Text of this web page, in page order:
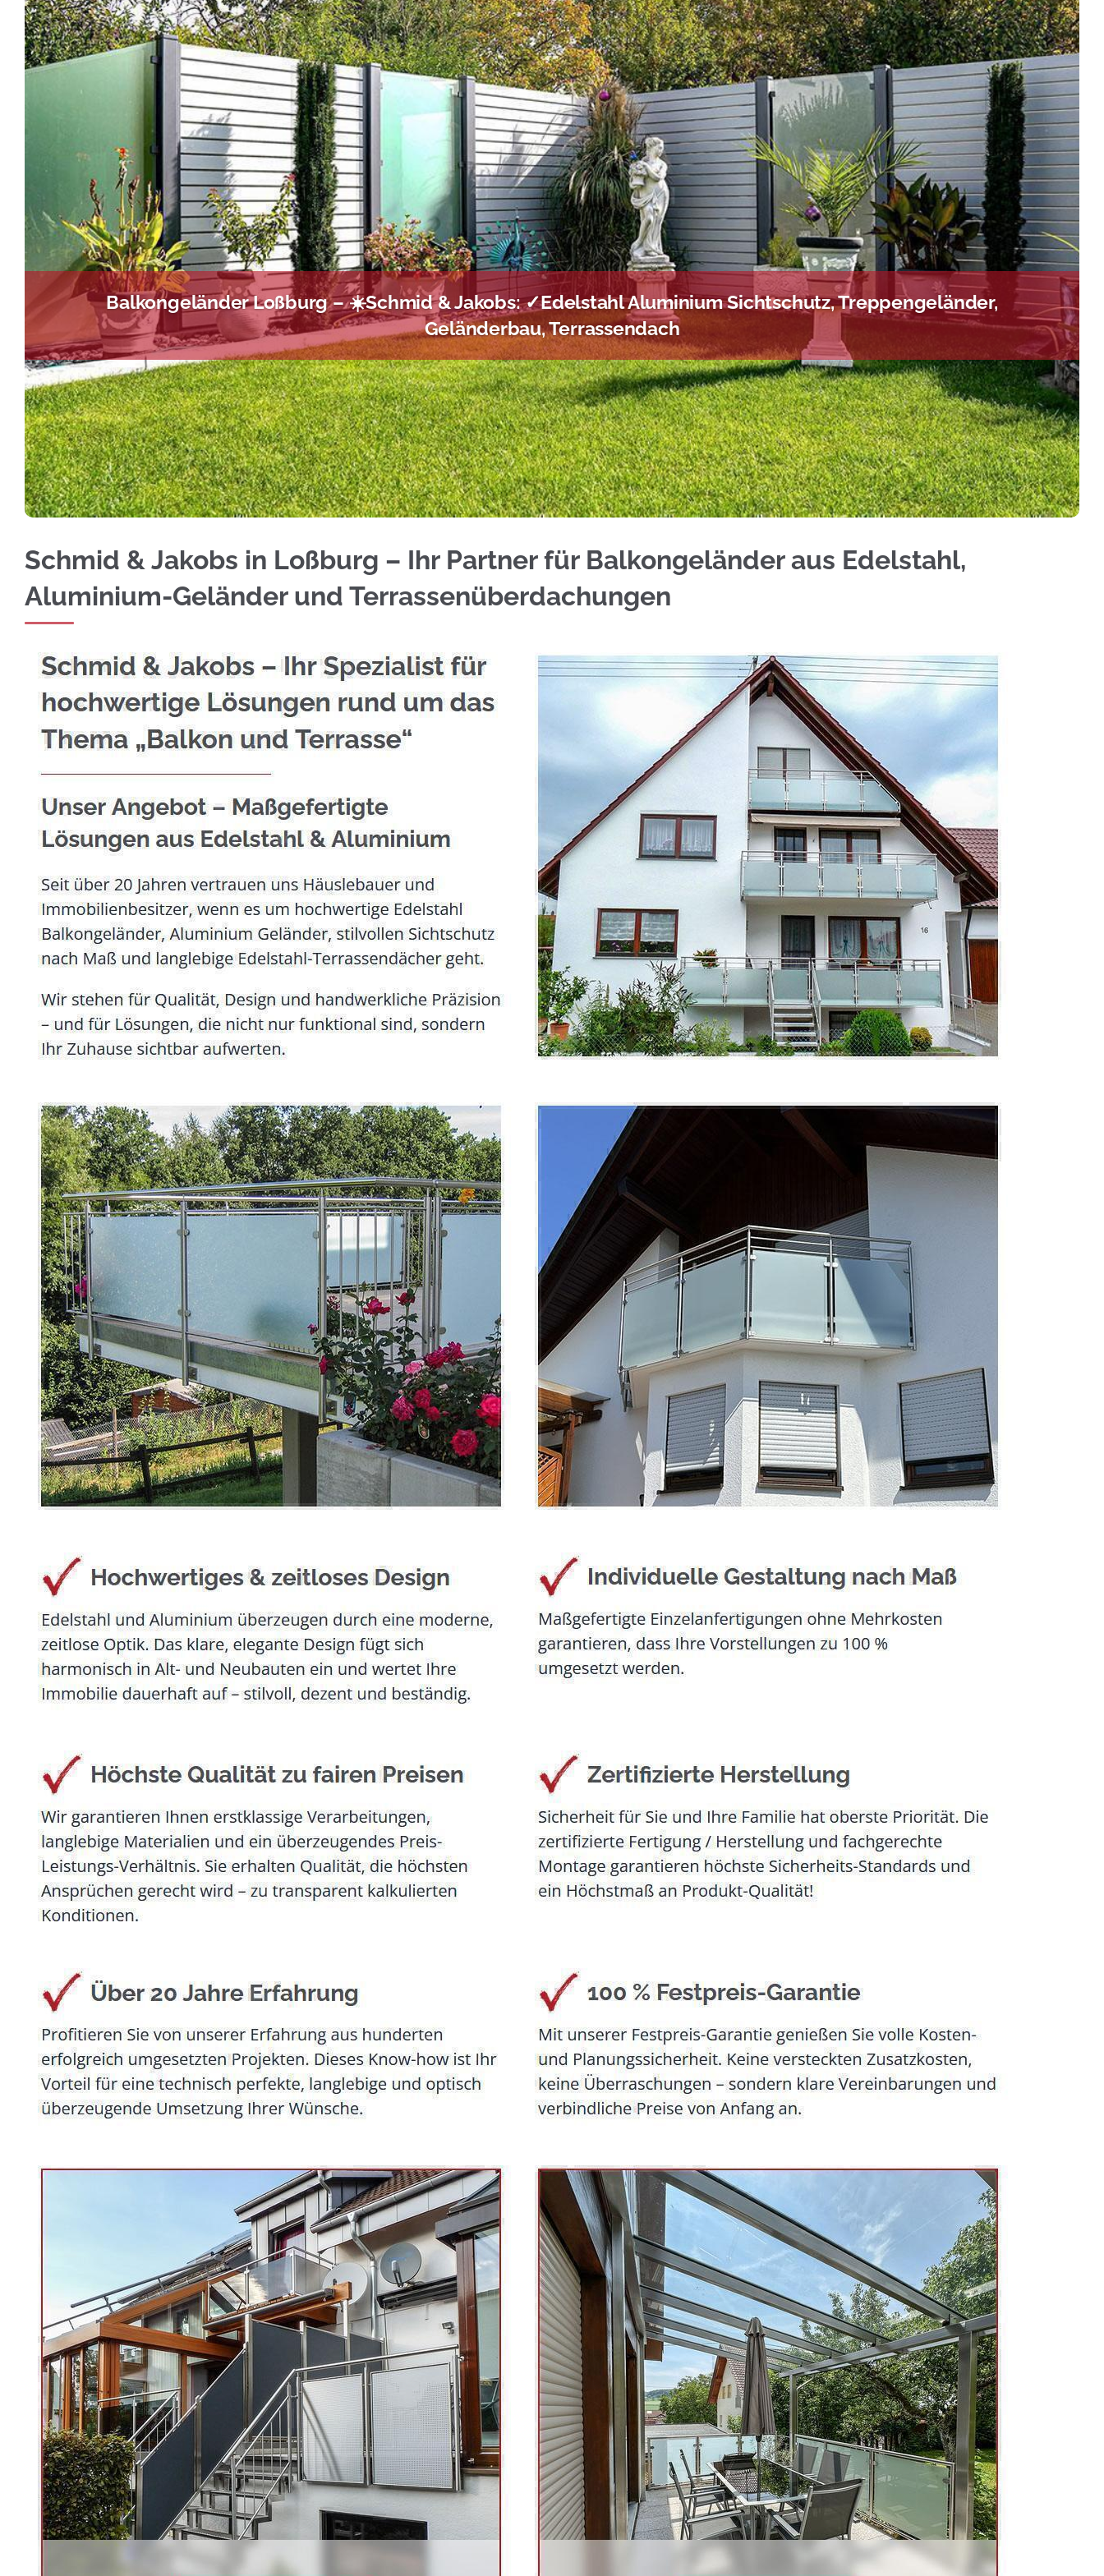
Balkongeländer Loßburg – ☀️Schmid & Jakobs: ✓Edelstahl Aluminium Sichtschutz, Treppengeländer,
Geländerbau, Terrassendach
Edelstahl Balkongeländer in Loßburg – entdecken bei ☀️Schmid & Jakobs und ✓Aluminium Sichtschutz, Treppengeländer, Geländerbau,
Schmid & Jakobs in Loßburg – Ihr Partner für Balkongeländer aus Edelstahl,
Aluminium-Geländer und Terrassenüberdachungen